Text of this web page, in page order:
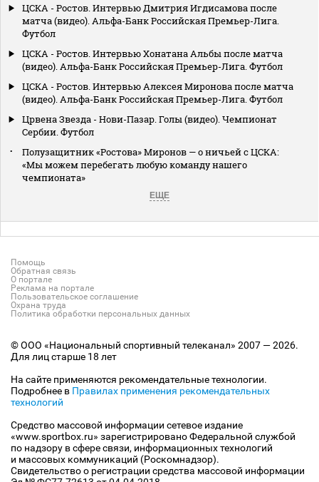
ЦСКА - Ростов. Интервью Дмитрия Игдисамова после
матча (видео). Альфа-Банк Российская Премьер-Лига.
Футбол
ЦСКА - Ростов. Интервью Хонатана Альбы после матча
(видео). Альфа-Банк Российская Премьер-Лига. Футбол
ЦСКА - Ростов. Интервью Алексея Миронова после матча
(видео). Альфа-Банк Российская Премьер-Лига. Футбол
Црвена Звезда - Нови-Пазар. Голы (видео). Чемпионат
Сербии. Футбол
Полузащитник «Ростова» Миронов — о ничьей с ЦСКА:
«Мы можем перебегать любую команду нашего
чемпионата»
ЕЩЕ
Помощь
Обратная связь
О портале
Реклама на портале
Пользовательское соглашение
Охрана труда
Политика обработки персональных данных
© ООО «Национальный спортивный телеканал» 2007 — 2026.
Для лиц старше 18 лет
На сайте применяются рекомендательные технологии.
Подробнее в Правилах применения рекомендательных
технологий
Средство массовой информации сетевое издание
«www.sportbox.ru» зарегистрировано Федеральной службой
по надзору в сфере связи, информационных технологий
и массовых коммуникаций (Роскомнадзор).
Свидетельство о регистрации средства массовой информации